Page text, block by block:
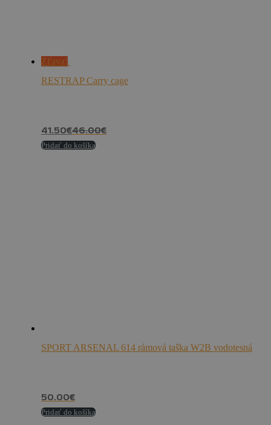
Zľava!
RESTRAP Carry cage
41.50€46.00€
Pridať do košíka
SPORT ARSENAL 614 rámová taška W2B vodotesná
50.00€
Pridať do košíka